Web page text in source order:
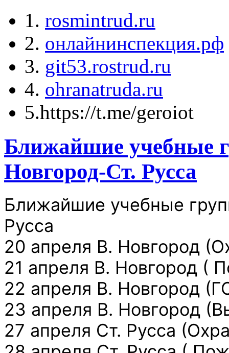
1. rosmintrud.ru
2. онлайнинспекция.рф
3. git53.rostrud.ru
4. ohranatruda.ru
5.https://t.me/geroiot
Ближайшие учебные
Новгород-Ст. Русса
Ближайшие учебные
Русса
20 апреля В. Новгород
21 апреля В. Новгород (
22 апреля В. Новгород
23 апреля В. Новгород
27 апреля Ст. Русса